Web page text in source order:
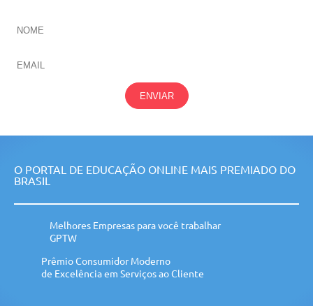
ENVIAR
O PORTAL DE EDUCAÇÃO ONLINE MAIS PREMIADO DO
BRASIL
Melhores Empresas para você trabalhar
GPTW
Prêmio Consumidor Moderno
de Excelência em Serviços ao Cliente